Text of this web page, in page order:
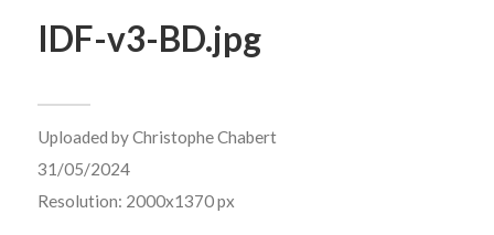
IDF-v3-BD.jpg
Uploaded byChristophe Chabert
31/05/2024
Resolution: 2000x1370 px